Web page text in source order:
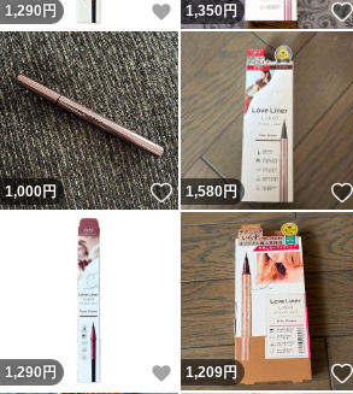
1,290 円 いいね！
1,350円
1,000円 いいね！
1,580円
1,290 円 いいね！
1,209円